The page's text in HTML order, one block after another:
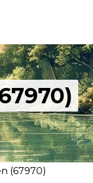
(67970)